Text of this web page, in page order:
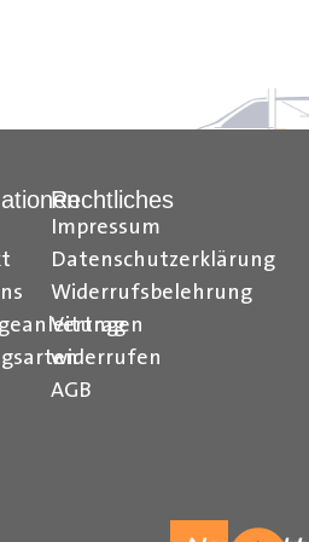
und Tipps finden Sie
Rechtliches
Impressum
Datenschutzerklärung
Widerrufsbelehrung
Vertrag
widerrufen
AGB